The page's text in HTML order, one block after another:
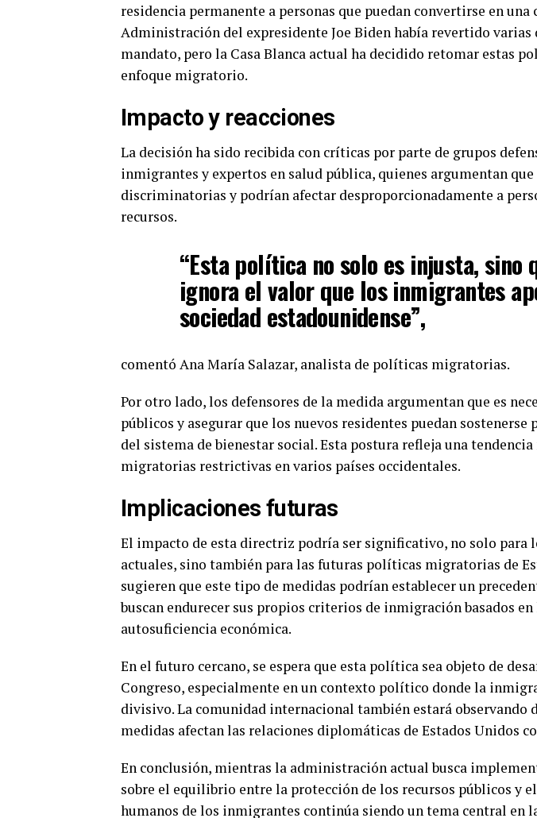
residencia permanente a personas que puedan convertirse en una
Administración del expresidente Joe Biden había revertido varias
mandato, pero la Casa Blanca actual ha decidido retomar estas
enfoque migratorio.
Impacto y reacciones
La decisión ha sido recibida con críticas por parte de grupos
inmigrantes y expertos en salud pública, quienes argumentan
discriminatorias y podrían afectar desproporcionadamente a
recursos.
“Esta política no solo es injusta, sino
ignora el valor que los inmigrantes
sociedad estadounidense”,
comentó Ana María Salazar, analista de políticas migratorias.
Por otro lado, los defensores de la medida argumentan que es
públicos y asegurar que los nuevos residentes puedan
del sistema de bienestar social. Esta postura refleja una
migratorias restrictivas en varios países occidentales.
Implicaciones futuras
El impacto de esta directriz podría ser significativo, no solo para
actuales, sino también para las futuras políticas migratorias de
sugieren que este tipo de medidas podrían establecer un
buscan endurecer sus propios criterios de inmigración basados
autosuficiencia económica.
En el futuro cercano, se espera que esta política sea objeto de
Congreso, especialmente en un contexto político donde la
divisivo. La comunidad internacional también estará observando
medidas afectan las relaciones diplomáticas de Estados Unidos
En conclusión, mientras la administración actual busca
sobre el equilibrio entre la protección de los recursos públicos y
humanos de los inmigrantes continúa siendo un tema central en